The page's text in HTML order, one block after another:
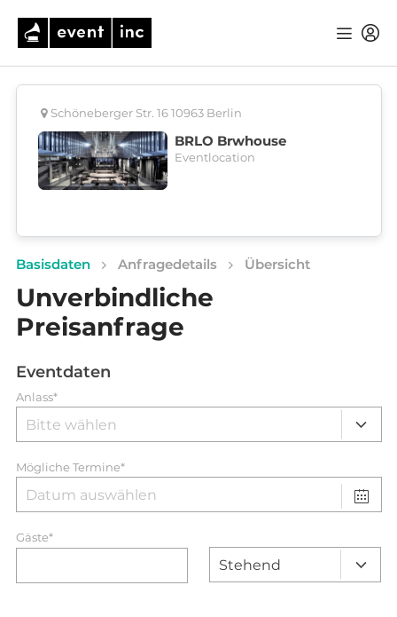
Schöneberger Str. 16 10963 Berlin
BRLO Brwhouse
Eventlocation
Basisdaten Anfragedetails Übersicht
Unverbindliche
Preisanfrage
Eventdaten
Anlass*
Mögliche Termine*
Gäste*